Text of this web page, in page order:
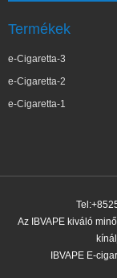
Termékek
e-Cigaretta-3
e-Cigaretta-2
e-Cigaretta-1
Az IBVAPE kiváló
IBVAPE E-